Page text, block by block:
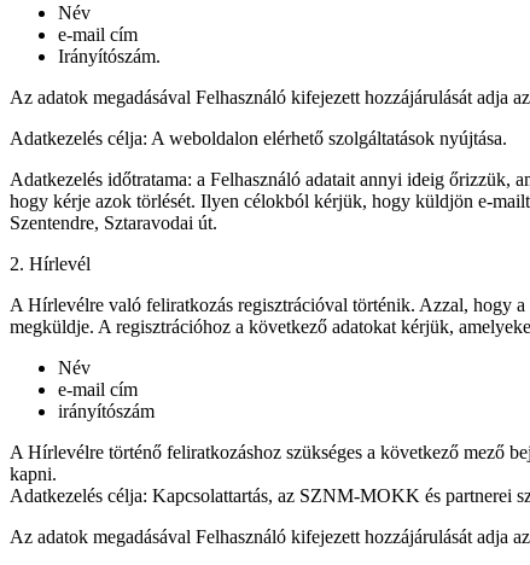
Név
e-mail cím
Irányítószám.
Az adatok megadásával Felhasználó kifejezett hozzájárulását adja
Adatkezelés célja: A weboldalon elérhető szolgáltatások nyújtása.
Adatkezelés időtratama: a Felhasználó adatait annyi ideig őrizzük,
hogy kérje azok törlését. Ilyen célokból kérjük, hogy küldjön e-
Szentendre, Sztaravodai út.
2. Hírlevél
A Hírlevélre való feliratkozás regisztrációval történik. Azzal, hogy
megküldje. A regisztrációhoz a következő adatokat kérjük,
Név
e-mail cím
irányítószám
A Hírlevélre történő feliratkozáshoz szükséges a következő mező
kapni.
Adatkezelés célja: Kapcsolattartás, az SZNM-MOKK és partnerei
Az adatok megadásával Felhasználó kifejezett hozzájárulását adja